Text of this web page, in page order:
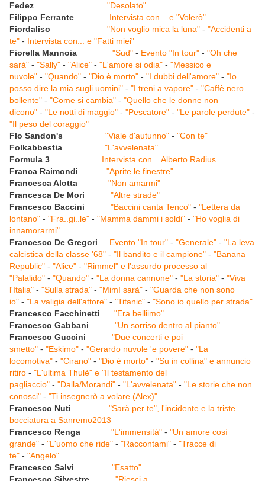
Fedez
"Desolato"
Filippo Ferrante
Intervista con... e "Volerò"
Fiordaliso
"Non voglio mica la luna" - "Accidenti a
te" - Intervista con... e "Fatti miei"
Fiorella Mannoia
"Sud" - Evento "In tour" - "Oh che
sarà" - "Sally" - "Alice" - "L'amore si odia" - "Messico e
nuvole" - "Quando" - "Dio è morto" - "I dubbi dell'amore" - "Io
posso dire la mia sugli uomini" - "I treni a vapore" - "Caffè nero
bollente" - "Come si cambia" - "Quello che le donne non
dicono" - "Le notti di maggio" - "Pescatore" - "Le parole perdute" -
"Il peso del coraggio"
Flo Sandon's
"Viale d'autunno" - "Con te"
Folkabbestia
"L'avvelenata"
Formula 3
Intervista con... Alberto Radius
Franca Raimondi
"Aprite le finestre"
Francesca Alotta
"Non amarmi"
Francesca De Mori
"Altre strade"
Francesco Baccini
"Baccini canta Tenco" - "Lettera da
lontano" - "Fra..gi..le" - "Mamma dammi i soldi" - "Ho voglia di
innamorarmi"
Francesco De Gregori
Evento "In tour" - "Generale" - "La leva
calcistica della classe '68" - "Il bandito e il campione" - "Banana
Republic" - "Alice" - "Rimmel" e l'assurdo processo al
"Palalido" - "Quando" - "La donna cannone" - "La storia" - "Viva
l'Italia" - "Sulla strada" - "Mimì sarà" - "Guarda che non sono
io" - "La valigia dell'attore" - "Titanic" - "Sono io quello per strada"
Francesco Facchinetti
"Era belliimo"
Francesco Gabbani "Un sorriso dentro al pianto"
Francesco Guccini
"Due concerti e poi
smetto" - "Eskimo" - "Gerardo nuvole 'e povere" - "La
locomotiva" - "Cirano" - "Dio è morto" - "Su in collina" e annuncio
ritiro - "L'ultima Thulè" e "Il testamento del
pagliaccio" - "Dalla/Morandi" - "L'avvelenata" - "Le storie che non
conosci" - "Ti insegnerò a volare (Alex)"
Francesco Nuti
"Sarà per te", l'incidente e la triste
bocciatura a Sanremo2013
Francesco Renga
"L'immensità" - "Un amore così
grande" - "L'uomo che ride" - "Raccontami" - "Tracce di
te" - "Angelo"
Francesco Salvi
"Esatto"